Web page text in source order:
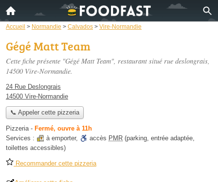
Accueil > Normandie > Calvados > Vire-Normandie
Gégé Matt Team
Cette fiche présente "Gégé Matt Team", restaurant situé rue deslongrais,
14500 Vire-Normandie.
24 Rue Deslongrais
14500 Vire-Normandie
📞 Appeler cette pizzeria
Pizzeria- Fermé, ouvre à 11h
Services :
à emporter, accès PMR (parking, entrée adaptée,
toilettes accessibles)
Recommander cette pizzeria